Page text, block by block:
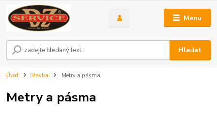
Menu
Hledat
Úvod Stavba Metry a pásma
Metry a pásma